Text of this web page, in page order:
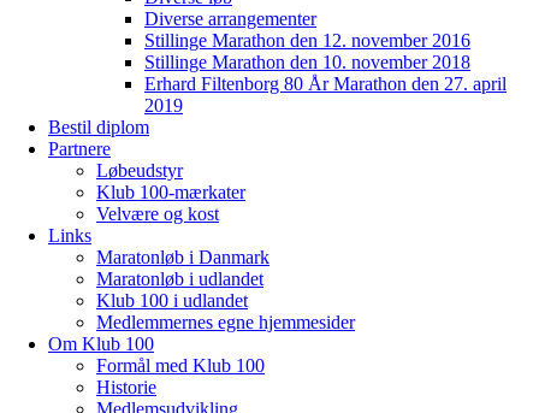
Diverse arrangementer
Stillinge Marathon den 12. november 2016
Stillinge Marathon den 10. november 2018
Erhard Filtenborg 80 År Marathon den 27. april
2019
Bestil diplom
Partnere
Løbeudstyr
Klub 100-mærkater
Velvære og kost
Links
Maratonløb i Danmark
Maratonløb i udlandet
Klub 100 i udlandet
Medlemmernes egne hjemmesider
Om Klub 100
Formål med Klub 100
Historie
Medlemsudvikling